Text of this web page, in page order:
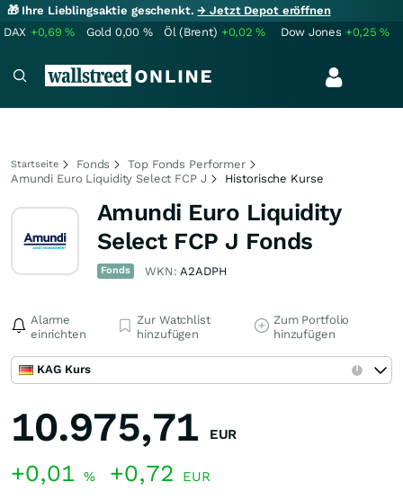
🎁 Ihre Lieblingsaktie geschenkt.→ Jetzt Depot eröffnen
DAX +0,69% Gold 0,00 % Öl (Brent) +0,02% Dow Jones +0,25%
Startseite Fonds
Top Fonds Performer
Amundi Euro Liquidity Select FCP J
Historische Kurse
Amundi Euro Liquidity
Select FCP J Fonds
Fonds WKN:A2ADPH
Alarme
einrichten
Zur Watchlist
hinzufügen
Zum Portfolio
hinzufügen
KAG Kurs
10.975,71 EUR
+0,01 % +0,72 EUR